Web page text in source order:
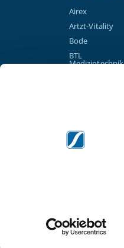
Airex
Artzt-Vitality
Bode
BTL
Medizintechnik
Game Ready
Garmin